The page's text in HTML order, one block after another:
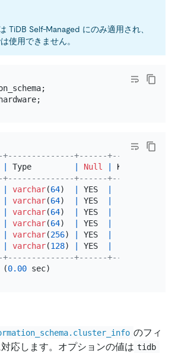
TiDB Self-Managed にのみ適用され、
使用できません。
+------+------
Type Null Key
+------+------
varchar(64) YES
varchar(64) YES
varchar(64) YES
varchar(64) YES
varchar(256) YES
varchar(128) YES
+------+------
(0.00
のフィ
応します。オプションの値は tidb